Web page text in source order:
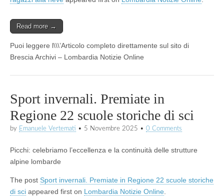
Read more →
Puoi leggere l\\\’Articolo completo direttamente sul sito di
Brescia Archivi – Lombardia Notizie Online
Sport invernali. Premiate in
Regione 22 scuole storiche di sci
by Emanuele Vertemati • 5 Novembre 2025 • 0 Comments
Picchi: celebriamo l’eccellenza e la continuità delle strutture
alpine lombarde
The post Sport invernali. Premiate in Regione 22 scuole storiche
di sci appeared first on Lombardia Notizie Online